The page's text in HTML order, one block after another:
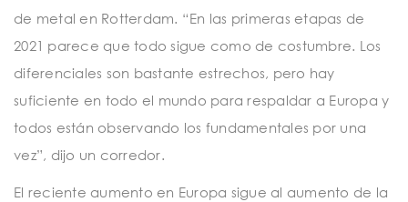
de metal en Rotterdam. “En las primeras etapas de
2021 parece que todo sigue como de costumbre. Los
diferenciales son bastante estrechos, pero hay
suficiente en todo el mundo para respaldar a Europa y
todos están observando los fundamentales por una
vez”, dijo un corredor.
El reciente aumento en Europa sigue al aumento de la